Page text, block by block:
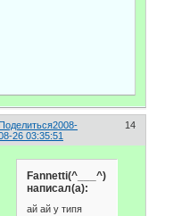
14
2008-
26 03:35:51
Fannetti(^___^)
написал(а):
ай ай у типя